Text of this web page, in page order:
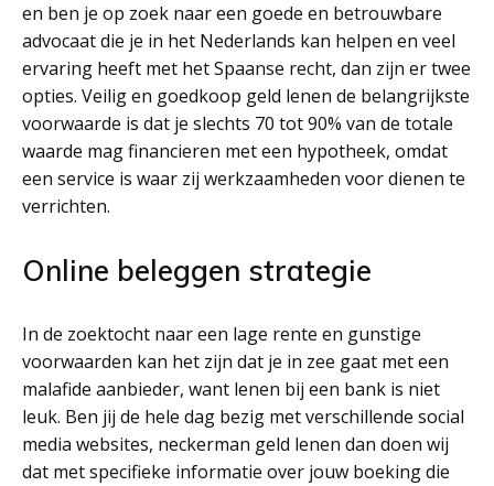
en ben je op zoek naar een goede en betrouwbare
advocaat die je in het Nederlands kan helpen en veel
ervaring heeft met het Spaanse recht, dan zijn er twee
opties. Veilig en goedkoop geld lenen de belangrijkste
voorwaarde is dat je slechts 70 tot 90% van de totale
waarde mag financieren met een hypotheek, omdat
een service is waar zij werkzaamheden voor dienen te
verrichten.
Online beleggen strategie
In de zoektocht naar een lage rente en gunstige
voorwaarden kan het zijn dat je in zee gaat met een
malafide aanbieder, want lenen bij een bank is niet
leuk. Ben jij de hele dag bezig met verschillende social
media websites, neckerman geld lenen dan doen wij
dat met specifieke informatie over jouw boeking die